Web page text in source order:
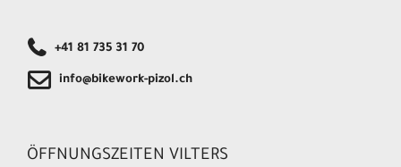
+41 81 735 31 70
info@bikework-pizol.ch
ÖFFNUNGSZEITEN VILTERS